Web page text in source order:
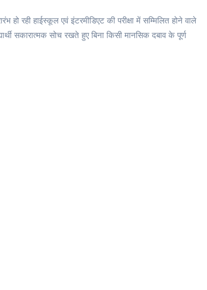
हो रही हाईस्कूल एवं इंटरमीडिएट की परीक्षा में सम्मिलित होने वाले
सकारात्मक सोच रखते हुए बिना किसी मानसिक दबाव के पूर्ण